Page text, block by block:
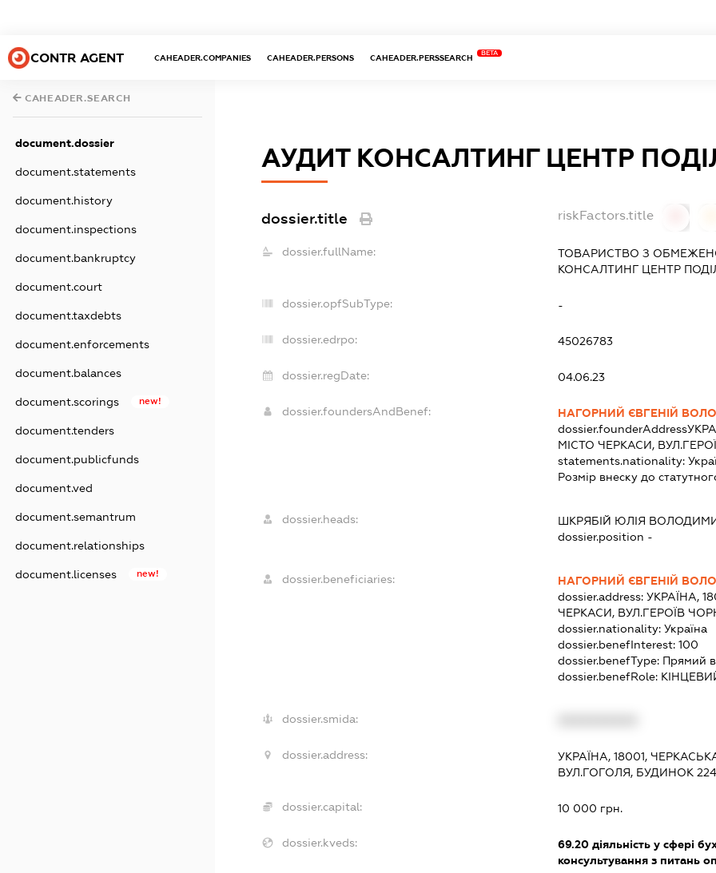
CONTR AGENT CAHEADER.COMPANIES CAHEADER.PERSONS CAHEADER.PERSSEARCH
BETA
CAHEADER.SEARCH
document.dossier
document.statements
document.history
document.inspections
document.bankruptcy
document.court
document.taxdebts
document.enforcements
document.balances
document.scorings new!
document.tenders
document.publicfunds
document.ved
document.semantrum
document.relationships
document.licenses new!
АУДИТ КОНСАЛТИНГ ЦЕНТР
dossier.title riskFactors.title
dossier.fullName:
ТОВАРИСТВО З
КОНСАЛТИНГ ЦЕНТР
dossier.opfSubType: -
dossier.edrpo: 45026783
dossier.regDate: 04.06.23
dossier.foundersAndBenef:
НАГОРНИЙ ЄВГЕНІЙ
dossier.founderAddress
МІСТО ЧЕРКАСИ,
statements.nationality:
Розмір внеску до
dossier.heads: ШКРЯБІЙ ЮЛІЯ
dossier.position -
dossier.beneficiaries:
НАГОРНИЙ ЄВГЕНІЙ
dossier.address:УКРАЇНА,
ЧЕРКАСИ, ВУЛ.ГЕРОЇВ
dossier.nationality:Україна
dossier.benefInterest:100
dossier.benefType: Прямий
dossier.benefRole:
dossier.smida:
dossier.address:
УКРАЇНА, 18001,
ВУЛ.ГОГОЛЯ, БУДИНОК
dossier.capital: 10 000 грн.
dossier.kveds: 69.20 діяльність у сфері
консультування з питань